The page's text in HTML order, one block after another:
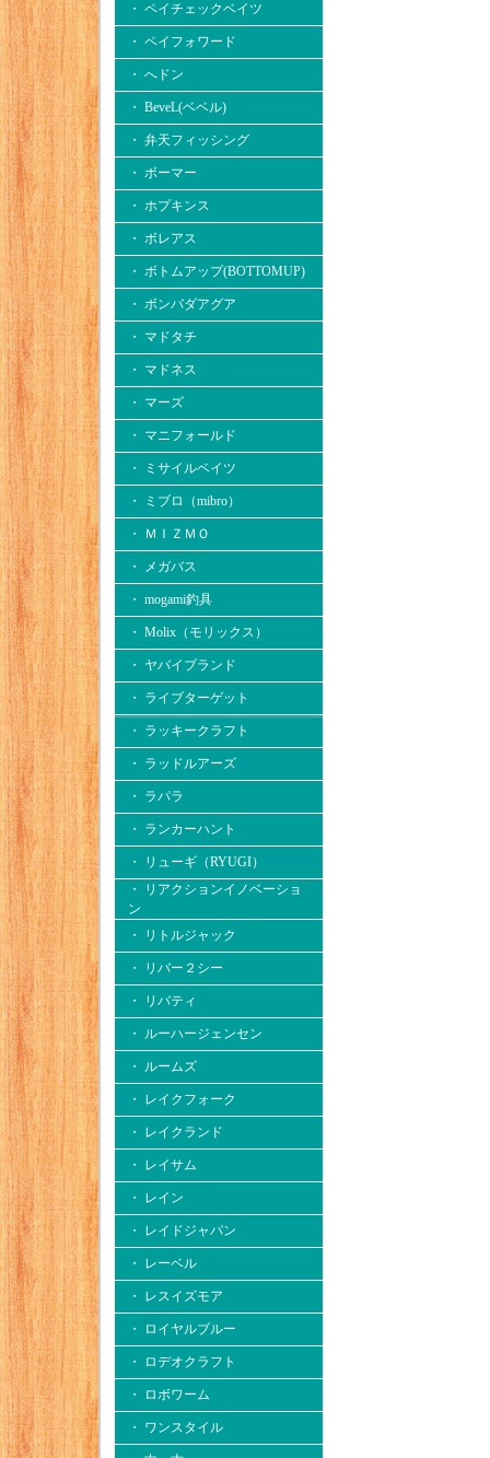
・ ペイチェックベイツ
・ ペイフォワード
・ へドン
・ BeveL(ベベル)
・ 弁天フィッシング
・ ボーマー
・ ホプキンス
・ ボレアス
・ ボトムアップ(BOTTOMUP)
・ ボンバダアグア
・ マドタチ
・ マドネス
・ マーズ
・ マニフォールド
・ ミサイルベイツ
・ ミブロ（mibro）
・ ＭＩＺＭＯ
・ メガバス
・ mogami釣具
・ Molix（モリックス）
・ ヤバイブランド
・ ライブターゲット
・ ラッキークラフト
・ ラッドルアーズ
・ ラパラ
・ ランカーハント
・ リューギ（RYUGI）
・ リアクションイノベーショ
ン
・ リトルジャック
・ リバー２シー
・ リバティ
・ ルーハージェンセン
・ ルームズ
・ レイクフォーク
・ レイクランド
・ レイサム
・ レイン
・ レイドジャパン
・ レーベル
・ レスイズモア
・ ロイヤルブルー
・ ロデオクラフト
・ ロボワーム
・ ワンスタイル